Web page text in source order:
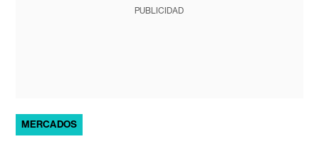
PUBLICIDAD
MERCADOS